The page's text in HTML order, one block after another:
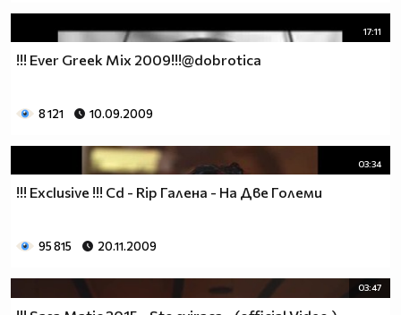
17:11
!!! Ever Greek Mix 2009!!!@dobrotica
8 121 10.09.2009
03:34
!!! Exclusive !!! Cd - Rip Галена - На Две Големи
95 815 20.11.2009
03:47